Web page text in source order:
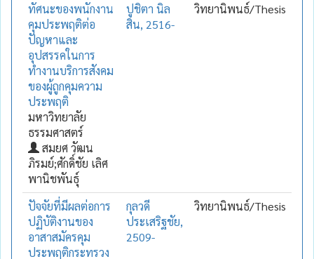
ทัศนะของพนักงาน
คุมประพฤติต่อ
ปัญหาและ
อุปสรรคในการ
ทำงานบริการสังคม
ของผู้ถูกคุมความ
ประพฤติ
มหาวิทยาลัย
ธรรมศาสตร์
สมยศ วัฒน
ภิรมย์;ศักดิ์ชัย เลิศ
พานิชพันธุ์
ปูชิตา นิล
สิน, 2516-
วิทยานิพนธ์/Thesis
ปัจจัยที่มีผลต่อการ
ปฏิบัติงานของ
อาสาสมัครคุม
ประพฤติกระทรวง
กุลวดี
ประเสริฐชัย,
2509-
วิทยานิพนธ์/Thesis